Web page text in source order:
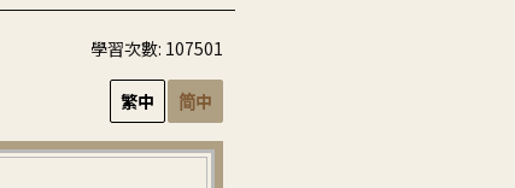
學習次數: 107501
繁中 简中